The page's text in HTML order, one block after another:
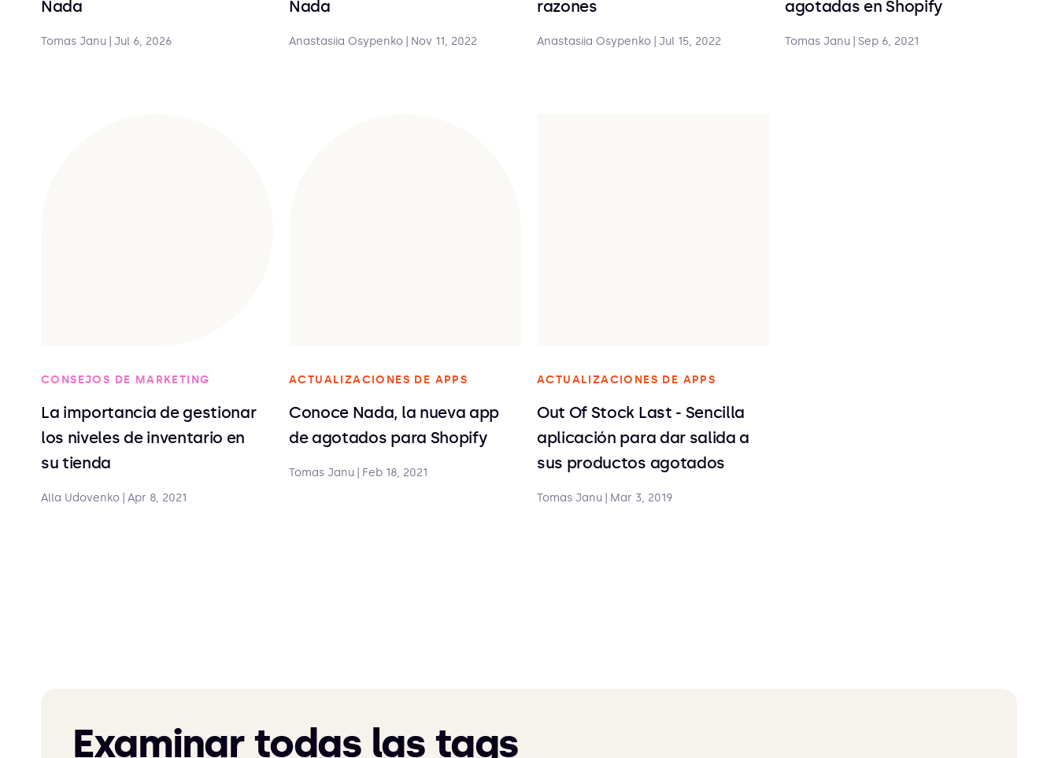
Nada
Tomas Janu Jul 6, 2026
Nada
Anastasiia Osypenko Nov 11, 2022
razones
Anastasiia Osypenko Jul 15, 2022
agotadas en Shopify
Tomas Janu Sep 6, 2021
CONSEJOS DE MARKETING
La importancia de gestionar
los niveles de inventario en
su tienda
Alla Udovenko Apr 8, 2021
ACTUALIZACIONES DE APPS
Conoce Nada, la nueva app
de agotados para Shopify
Tomas Janu Feb 18, 2021
ACTUALIZACIONES DE APPS
Out Of Stock Last - Sencilla
aplicación para dar salida a
sus productos agotados
Tomas Janu Mar 3, 2019
Examinar todas las tags